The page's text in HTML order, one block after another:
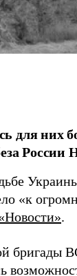
для
«к
.
бригады